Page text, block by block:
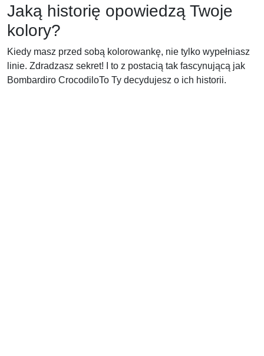
Jaką historię opowiedzą Twoje
kolory?
Kiedy masz przed sobą kolorowankę, nie tylko wypełniasz
linie. Zdradzasz sekret! I to z postacią tak fascynującą jak
Bombardiro CrocodiloTo Ty decydujesz o ich historii.